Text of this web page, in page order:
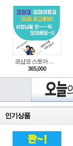
365,000
인기상품